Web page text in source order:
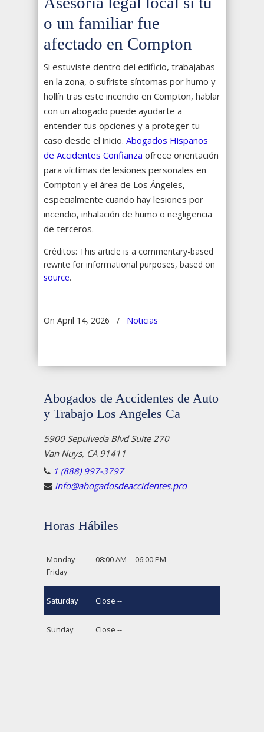
o un familiar fue
afectado en Compton
Si estuviste dentro del edificio, trabajabas
en la zona, o sufriste síntomas por humo y
hollín tras este incendio en Compton, hablar
con un abogado puede ayudarte a
entender tus opciones y a proteger tu
caso desde el inicio. Abogados Hispanos
de Accidentes Confianza ofrece orientación
para víctimas de lesiones personales en
Compton y el área de Los Ángeles,
especialmente cuando hay lesiones por
incendio, inhalación de humo o negligencia
de terceros.
Créditos: This article is a commentary-based
rewrite for informational purposes, based on
source.
On April 14, 2026 / Noticias
Abogados de Accidentes de Auto
y Trabajo Los Angeles Ca
5900 Sepulveda Blvd Suite 270
Van Nuys, CA 91411
1 (888) 997-3797
info@abogadosdeaccidentes.pro
Horas Hábiles
Monday -
Friday
08:00 AM -- 06:00 PM
Saturday Close --
Sunday Close --